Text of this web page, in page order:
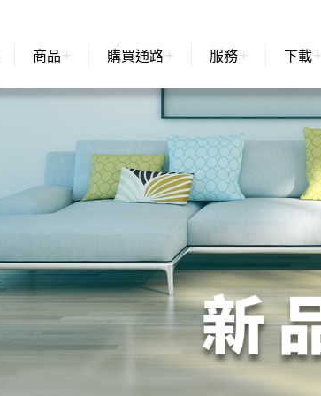
商品 購買通路 服務 下載